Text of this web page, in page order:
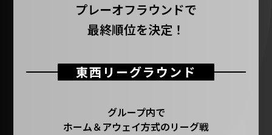
プレーオフラウンドで
最終順位を決定！
東西リーグラウンド
グループ内で
ホーム＆アウェイ方式のリーグ戦